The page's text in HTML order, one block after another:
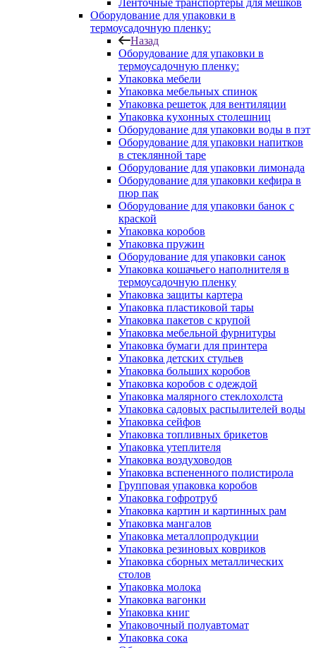
Ленточные транспортеры для мешков
Оборудование для упаковки в
термоусадочную пленку:
Назад
Оборудование для упаковки в
термоусадочную пленку:
Упаковка мебели
Упаковка мебельных спинок
Упаковка решеток для вентиляции
Упаковка кухонных столешниц
Оборудование для упаковки воды в пэт
Оборудование для упаковки напитков
в стеклянной таре
Оборудование для упаковки лимонада
Оборудование для упаковки кефира в
пюр пак
Оборудование для упаковки банок с
краской
Упаковка коробов
Упаковка пружин
Оборудование для упаковки санок
Упаковка кошачьего наполнителя в
термоусадочную пленку
Упаковка защиты картера
Упаковка пластиковой тары
Упаковка пакетов с крупой
Упаковка мебельной фурнитуры
Упаковка бумаги для принтера
Упаковка детских стульев
Упаковка больших коробов
Упаковка коробов с одеждой
Упаковка малярного стеклохолста
Упаковка садовых распылителей воды
Упаковка сейфов
Упаковка топливных брикетов
Упаковка утеплителя
Упаковка воздуховодов
Упаковка вспененного полистирола
Групповая упаковка коробов
Упаковка гофротруб
Упаковка картин и картинных рам
Упаковка мангалов
Упаковка металлопродукции
Упаковка резиновых ковриков
Упаковка сборных металлических
столов
Упаковка молока
Упаковка вагонки
Упаковка книг
Упаковочный полуавтомат
Упаковка сока